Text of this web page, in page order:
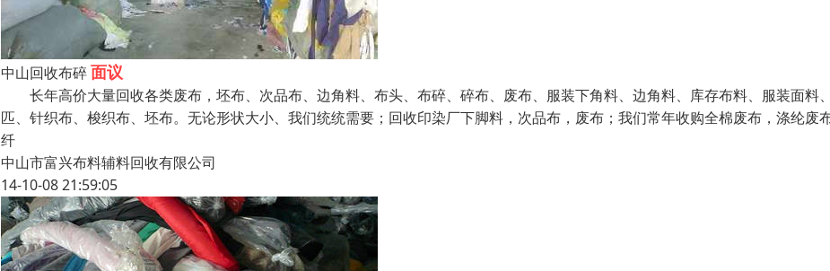
中山回收布碎面议
长年高价大量回收各类废布，坯布、次品布、边角料、布头、布碎、碎布、废布、服装下角料、边角料、库存布料、服装面料
匹、针织布、梭织布、坯布。无论形状大小、我们统统需要；回收印染厂下脚料，次品布，废布；我们常年收购全棉废布，涤纶废
纤
中山市富兴布料辅料回收有限公司
14-10-08 21:59:05